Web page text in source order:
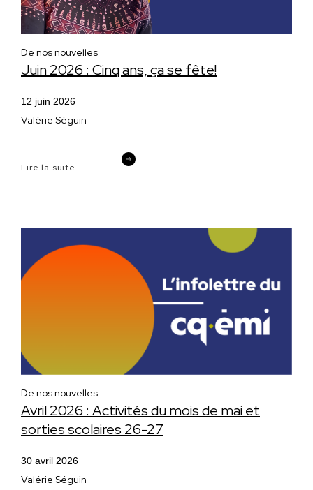
Juin 2026 : Cinq ans, ça se fête!
12 juin 2026
Valérie Séguin
De nos nouvelles
Lire la suite
Avril 2026 : Activités du mois de mai et
sorties scolaires 26-27
30 avril 2026
Valérie Séguin
De nos nouvelles